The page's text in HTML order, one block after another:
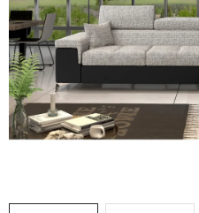
PŘEDSÍŇ
CHOVATELSKÉ POTŘEBY
DOPLŇKY A DEKORACE
OSTATNÍ